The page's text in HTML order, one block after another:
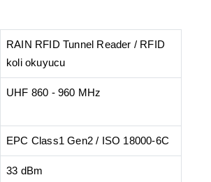
RAIN RFID Tunnel Reader / RFID
koli okuyucu
UHF 860 - 960 MHz
EPC Class1 Gen2 / ISO 18000-6C
33 dBm